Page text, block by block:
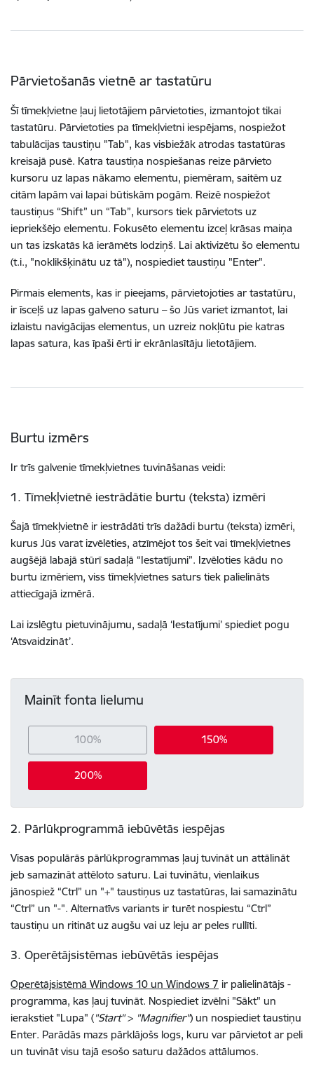
Pārvietošanās vietnē ar tastatūru
Šī tīmekļvietne ļauj lietotājiem pārvietoties, izmantojot tikai
tastatūru. Pārvietoties pa tīmekļvietni iespējams, nospiežot
tabulācijas taustiņu "Tab", kas visbiežāk atrodas tastatūras
kreisajā pusē. Katra taustiņa nospiešanas reize pārvieto
kursoru uz lapas nākamo elementu, piemēram, saitēm uz
citām lapām vai lapai būtiskām pogām. Reizē nospiežot
taustiņus “Shift” un “Tab”, kursors tiek pārvietots uz
iepriekšējo elementu. Fokusēto elementu izceļ krāsas maiņa
un tas izskatās kā ierāmēts lodziņš. Lai aktivizētu šo elementu
(t.i., "noklikšķinātu uz tā"), nospiediet taustiņu "Enter".
Pirmais elements, kas ir pieejams, pārvietojoties ar tastatūru,
ir īsceļš uz lapas galveno saturu – šo Jūs variet izmantot, lai
izlaistu navigācijas elementus, un uzreiz nokļūtu pie katras
lapas satura, kas īpaši ērti ir ekrānlasītāju lietotājiem.
Burtu izmērs
Ir trīs galvenie tīmekļvietnes tuvināšanas veidi:
1. Tīmekļvietnē iestrādātie burtu (teksta) izmēri
Šajā tīmekļvietnē ir iestrādāti trīs dažādi burtu (teksta) izmēri,
kurus Jūs varat izvēlēties, atzīmējot tos šeit vai tīmekļvietnes
augšējā labajā stūrī sadaļā “Iestatījumi”. Izvēloties kādu no
burtu izmēriem, viss tīmekļvietnes saturs tiek palielināts
attiecīgajā izmērā.
Lai izslēgtu pietuvinājumu, sadaļā ‘Iestatījumi’ spiediet pogu
‘Atsvaidzināt’.
Mainīt fonta lielumu
100% 150%
200%
2. Pārlūkprogrammā iebūvētās iespējas
Visas populārās pārlūkprogrammas ļauj tuvināt un attālināt
jeb samazināt attēloto saturu. Lai tuvinātu, vienlaikus
jānospiež “Ctrl” un "+" taustiņus uz tastatūras, lai samazinātu
“Ctrl” un "-". Alternatīvs variants ir turēt nospiestu “Ctrl”
taustiņu un ritināt uz augšu vai uz leju ar peles rullīti.
3. Operētājsistēmas iebūvētās iespējas
Operētājsistēmā Windows 10 un Windows 7 ir palielinātājs -
programma, kas ļauj tuvināt. Nospiediet izvēlni "Sākt" un
ierakstiet "Lupa" ("Start"> "Magnifier") un nospiediet taustiņu
Enter. Parādās mazs pārklājošs logs, kuru var pārvietot ar peli
un tuvināt visu tajā esošo saturu dažādos attālumos.